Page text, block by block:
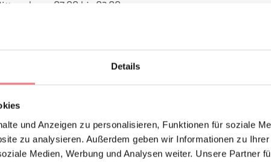
Details
und Anzeigen zu personalisieren, Funktionen für soziale
zu analysieren. Außerdem geben wir Informationen zu
Medien, Werbung und Analysen weiter. Unsere Partner
von 07:00 bis 02:00
von 07:00 bis 02:00
: Freitag, samstag von 07:00 bis 02:00
: Mittwoch von 07:00 bis 02:00
: Mittwoch von 07:00 bis 02:00
2026: Montag, sonntag von 07:00 bis 00:00